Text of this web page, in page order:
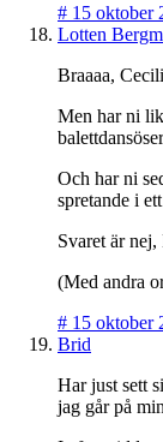
# 15 oktober
Lotten
Braaaa,
Men har ni
Och har ni
spretande i
Svaret är nej,
(Med andra
# 15 oktober
Brid
Har just sett
jag går på